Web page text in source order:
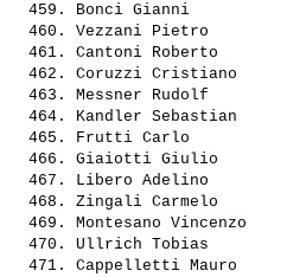
  459.
Bonci Gianni
  460.
Vezzani Pietro
  461.
Cantoni Roberto
  462.
Coruzzi Cristiano
  463.
Messner Rudolf
  464.
Kandler Sebastian
  465.
Frutti Carlo
  466.
Giaiotti Giulio
  467.
Libero Adelino
  468.
Zingali Carmelo
  469.
Montesano Vincenzo
  470.
Ullrich Tobias
  471.
Cappelletti Mauro